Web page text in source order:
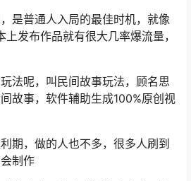
是普通人入局的最佳时机，就像
发布作品就有很大几率爆流量，
法呢，叫民间故事玩法，顾名思
故事，软件辅助生成100%原创视
期，做的人也不多，很多人刷到
制作